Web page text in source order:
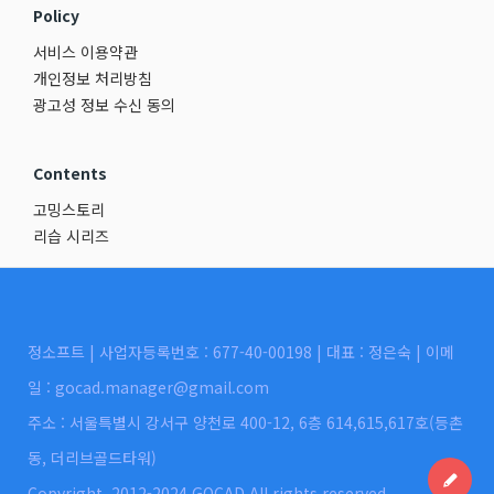
Policy
서비스 이용약관
개인정보 처리방침
광고성 정보 수신 동의
Contents
고밍스토리
리습 시리즈
정소프트 | 사업자등록번호 : 677-40-00198 | 대표 : 정은숙 | 이메
일 : gocad.manager@gmail.com
주소 : 서울특별시 강서구 양천로 400-12, 6층 614,615,617호(등촌
동, 더리브골드타워)